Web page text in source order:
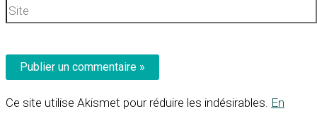
Site
Ce site utilise Akismet pour réduire les indésirables. En